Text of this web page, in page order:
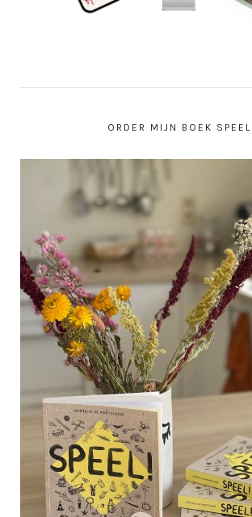
ORDER MIJN BOEK